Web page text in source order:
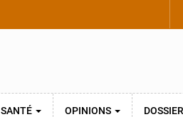
SANTÉ OPINIONS